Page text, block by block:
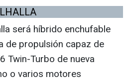
será híbrido enchufable
de propulsión capaz de
Twin-Turbo de nueva
o varios motores